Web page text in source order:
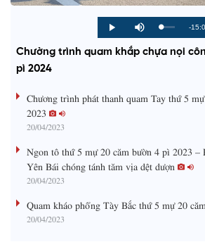
P
l
M
u
e
L
d
e
P
r
g
%
R
e
i
-
Chường trình quam khắp chựa nọi
pì 2024
Chương trình phát thanh quam Tay thứ 5
2023
20/04/2023
Ngon tô thứ 5 mự 20 căm bườn 4 pì 2023
Yên Bái chóng tánh tăm vịa dệt dượn
20/04/2023
Quam kháo phổng Tày Bắc thứ 5 mự 20
20/04/2023